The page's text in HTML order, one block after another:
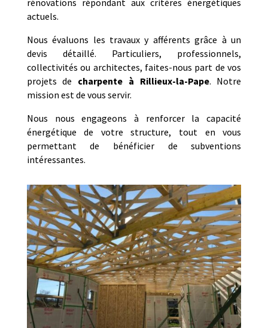
actuels.
Nous évaluons les travaux y afférents grâce à un
devis détaillé. Particuliers, professionnels,
collectivités ou architectes, faites-nous part de vos
projets de charpente à Rillieux-la-Pape. Notre
mission est de vous servir.
Nous nous engageons à renforcer la capacité
énergétique de votre structure, tout en vous
permettant de bénéficier de subventions
intéressantes.